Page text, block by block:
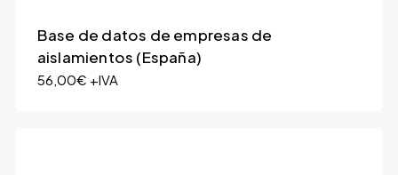
Base de datos de empresas de
aislamientos (España)
56,00€ +IVA